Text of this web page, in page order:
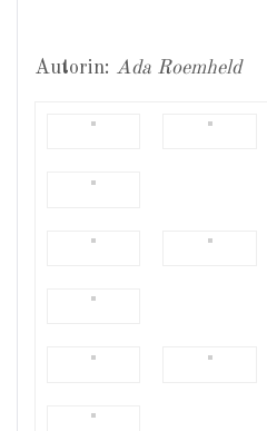
Autorin: Ada Roemheld